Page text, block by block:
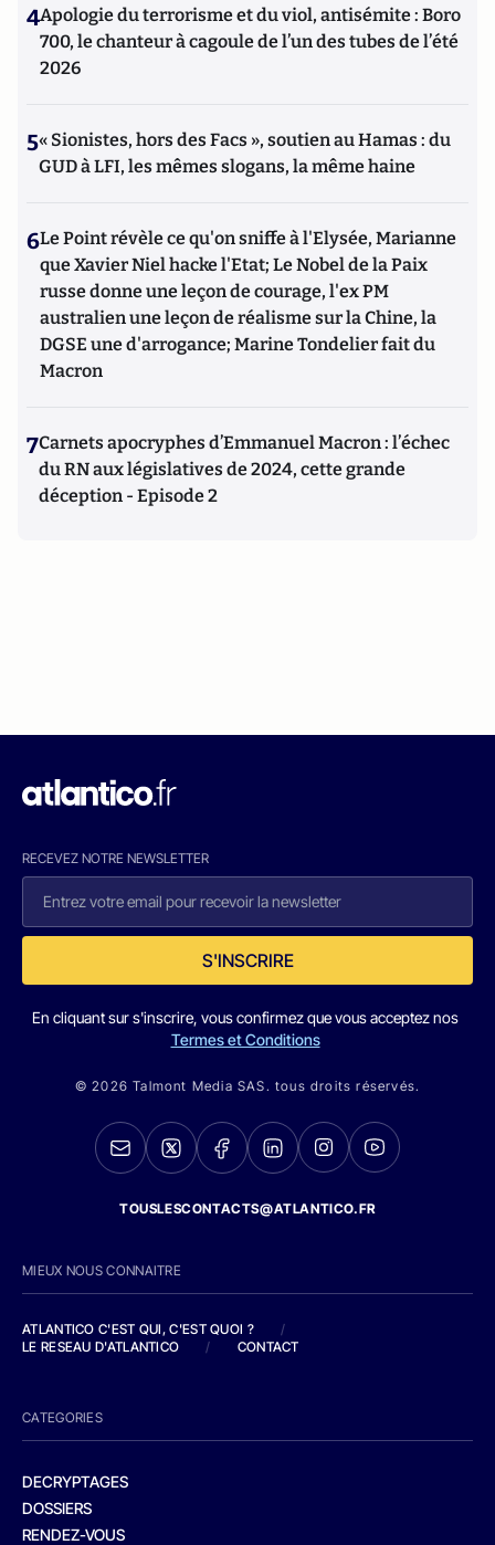
4Apologie du terrorisme et du viol, antisémite : Boro
700, le chanteur à cagoule de l’un des tubes de l’été
2026
5« Sionistes, hors des Facs », soutien au Hamas : du
GUD à LFI, les mêmes slogans, la même haine
6Le Point révèle ce qu'on sniffe à l'Elysée, Marianne
que Xavier Niel hacke l'Etat; Le Nobel de la Paix
russe donne une leçon de courage, l'ex PM
australien une leçon de réalisme sur la Chine, la
DGSE une d'arrogance; Marine Tondelier fait du
Macron
7Carnets apocryphes d’Emmanuel Macron : l’échec
du RN aux législatives de 2024, cette grande
déception - Episode 2
RECEVEZ NOTRE NEWSLETTER
S'INSCRIRE
En cliquant sur s'inscrire, vous confirmez que vous acceptez nos
Termes et Conditions
© 2026 Talmont Media SAS. tous droits réservés.
TOUSLESCONTACTS@ATLANTICO.FR
MIEUX NOUS CONNAITRE
ATLANTICO C'EST QUI, C'EST QUOI ?
/
LE RESEAU D'ATLANTICO
/ CONTACT
CATEGORIES
DECRYPTAGES
DOSSIERS
RENDEZ-VOUS